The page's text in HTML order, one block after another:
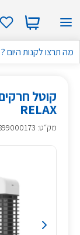
RELAX
מק״ט: